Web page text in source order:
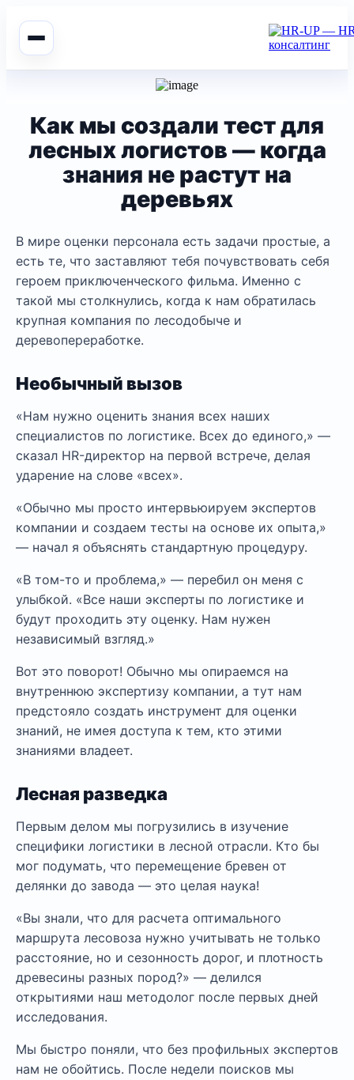
Как мы создали тест для
лесных логистов — когда
знания не растут на
деревьях
В мире оценки персонала есть задачи простые, а
есть те, что заставляют тебя почувствовать себя
героем приключенческого фильма. Именно с
такой мы столкнулись, когда к нам обратилась
крупная компания по лесодобыче и
деревопереработке.
Необычный вызов
«Нам нужно оценить знания всех наших
специалистов по логистике. Всех до единого,» —
сказал HR-директор на первой встрече, делая
ударение на слове «всех».
«Обычно мы просто интервьюируем экспертов
компании и создаем тесты на основе их опыта,»
— начал я объяснять стандартную процедуру.
«В том-то и проблема,» — перебил он меня с
улыбкой. «Все наши эксперты по логистике и
будут проходить эту оценку. Нам нужен
независимый взгляд.»
Вот это поворот! Обычно мы опираемся на
внутреннюю экспертизу компании, а тут нам
предстояло создать инструмент для оценки
знаний, не имея доступа к тем, кто этими
знаниями владеет.
Лесная разведка
Первым делом мы погрузились в изучение
специфики логистики в лесной отрасли. Кто бы
мог подумать, что перемещение бревен от
делянки до завода — это целая наука!
«Вы знали, что для расчета оптимального
маршрута лесовоза нужно учитывать не только
расстояние, но и сезонность дорог, и плотность
древесины разных пород?» — делился
открытиями наш методолог после первых дней
исследования.
Мы быстро поняли, что без профильных экспертов
нам не обойтись. После недели поисков мы